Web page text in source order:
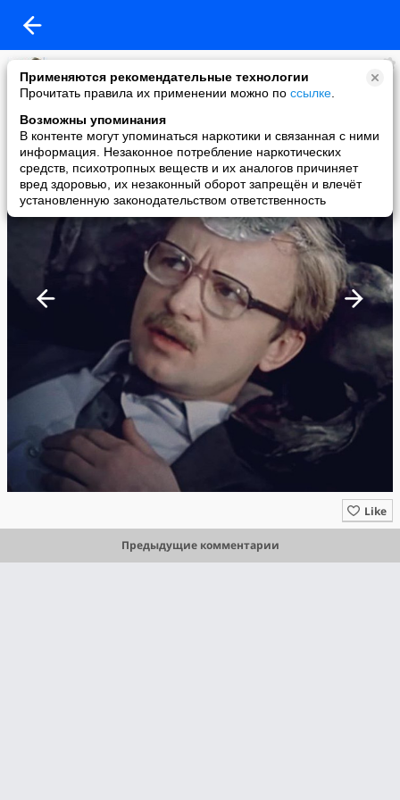
Применяются рекомендательные технологии
Прочитать правила их применении можно по ссылке
Возможны упоминания
В контенте могут упоминаться наркотики и связанная с ними
информация. Незаконное потребление наркотических
средств, психотропных веществ и их аналогов причиняет
вред здоровью, их незаконный оборот запрещён и влечёт
установленную законодательством ответственность
Клиника Южная
added a photo
01 Oct в 19:01
Like
Предыдущие комментарии